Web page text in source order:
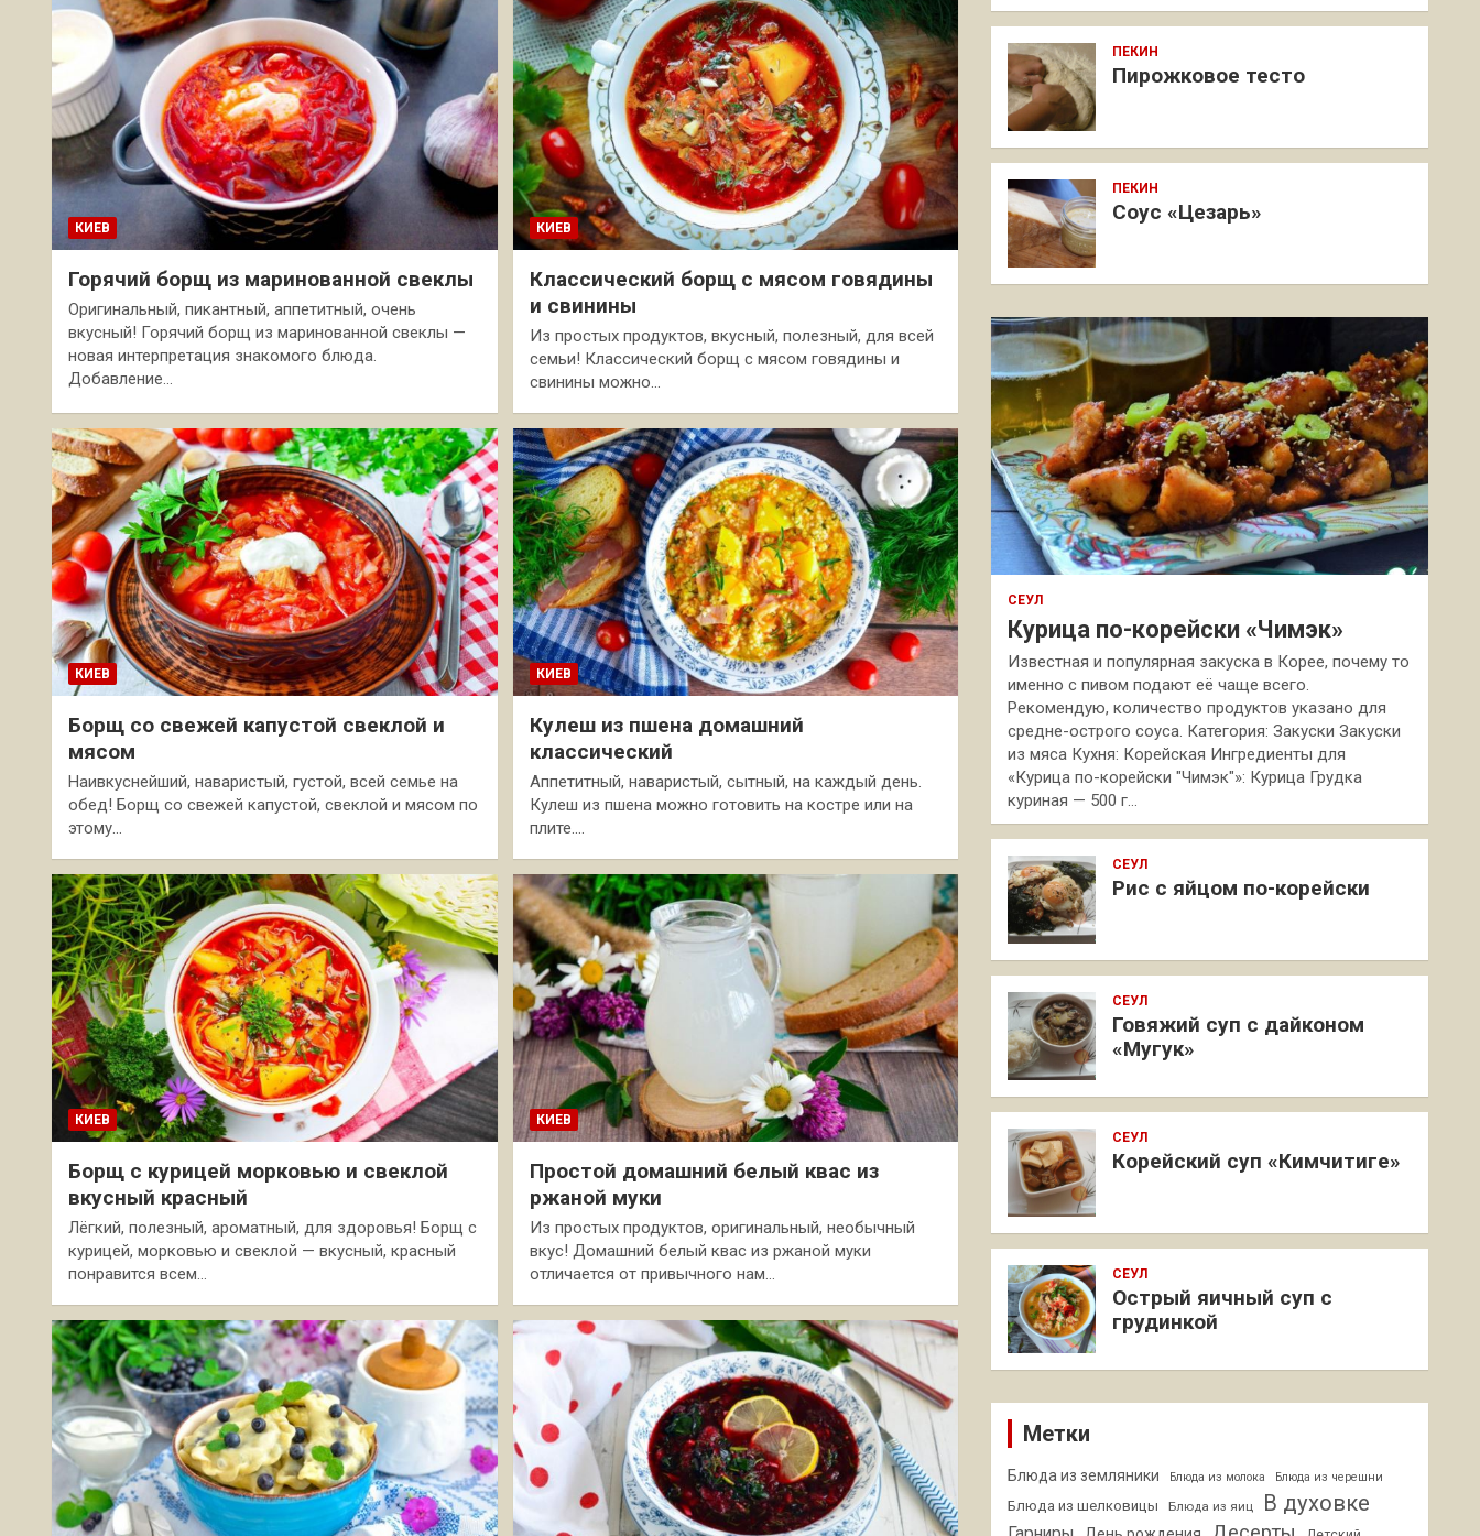
КИЕВ
Горячий борщ из маринованной свеклы
Оригинальный, пикантный, аппетитный, очень
вкусный! Горячий борщ из маринованной свеклы —
новая интерпретация знакомого блюда.
Добавление…
КИЕВ
Классический борщ с мясом говядины
и свинины
Из простых продуктов, вкусный, полезный, для всей
семьи! Классический борщ с мясом говядины и
свинины можно…
КИЕВ
Борщ со свежей капустой свеклой и
мясом
Наивкуснейший, наваристый, густой, всей семье на
обед! Борщ со свежей капустой, свеклой и мясом по
этому…
КИЕВ
Кулеш из пшена домашний
классический
Аппетитный, наваристый, сытный, на каждый день.
Кулеш из пшена можно готовить на костре или на
плите.…
КИЕВ
Борщ с курицей морковью и свеклой
вкусный красный
Лёгкий, полезный, ароматный, для здоровья! Борщ с
курицей, морковью и свеклой — вкусный, красный
понравится всем…
КИЕВ
Простой домашний белый квас из
ржаной муки
Из простых продуктов, оригинальный, необычный
вкус! Домашний белый квас из ржаной муки
отличается от привычного нам…
ПЕКИН
Пирожковое тесто
ПЕКИН
Соус «Цезарь»
СЕУЛ
Курица по-корейски «Чимэк»
Известная и популярная закуска в Корее, почему то
именно с пивом подают её чаще всего.
Рекомендую, количество продуктов указано для
средне-острого соуса. Категория: Закуски Закуски
из мяса Кухня: Корейская Ингредиенты для
«Курица по-корейски "Чимэк"»: Курица Грудка
куриная — 500 г…
СЕУЛ
Рис с яйцом по-корейски
СЕУЛ
Говяжий суп с дайконом
«Мугук»
СЕУЛ
Корейский суп «Кимчитиге»
СЕУЛ
Острый яичный суп с
грудинкой
Метки
Блюда из земляники Блюда из молока Блюда из черешни
Блюда из шелковицы Блюда из яиц В духовке